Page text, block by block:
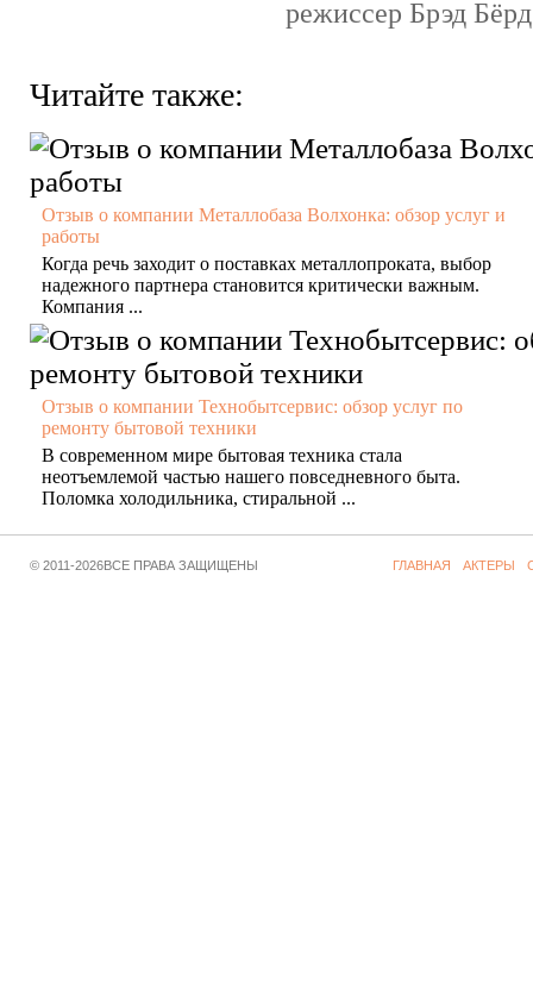
режиссер Брэд
Читайте также:
Отзыв о компании Металлобаза Волхонка: обзор услуг и
работы
Когда речь заходит о поставках металлопроката, выбор
надежного партнера становится критически важным.
Компания ...
Отзыв о компании Технобытсервис: обзор услуг по
ремонту бытовой техники
В современном мире бытовая техника стала
неотъемлемой частью нашего повседневного быта.
Поломка холодильника, стиральной ...
© 2011-2026ВСЕ ПРАВА ЗАЩИЩЕНЫ ГЛАВНАЯ АКТЕРЫ